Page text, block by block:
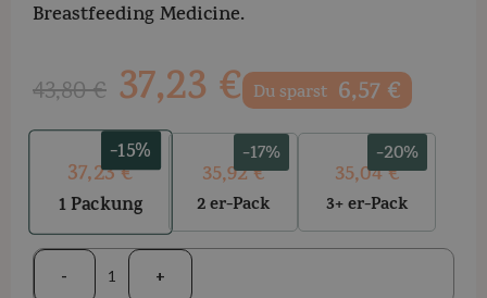
Breastfeeding Medicine.
43,80€ 37,23 € Du sparst 6,57€
-15%
37,23€
1Packung
-17%
35,92€
2 er-Pack
-20%
35,04€
3+ er-Pack
- +